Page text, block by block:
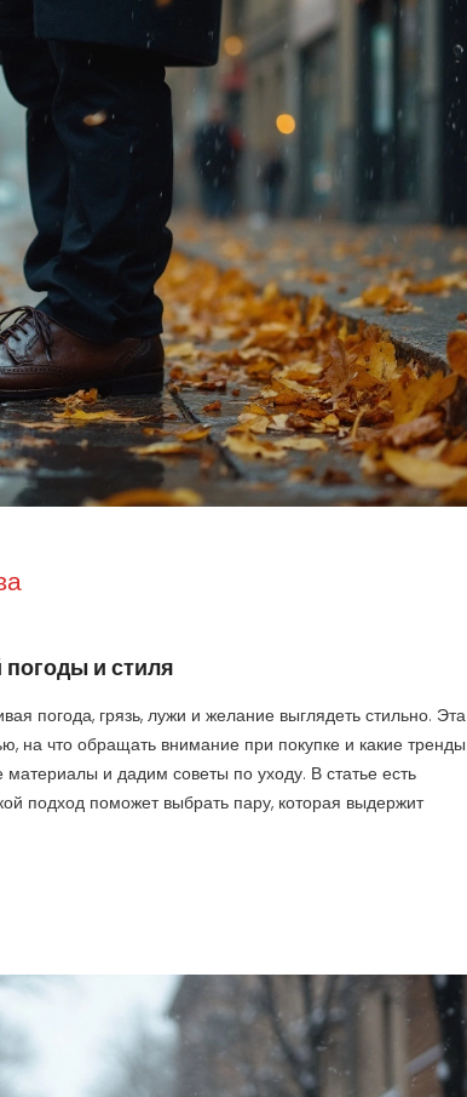
и стиля
погода, грязь, лужи и желание выглядеть стильно. Эта
на что обращать внимание при покупке и какие тренды
и дадим советы по уходу. В статье есть
подход поможет выбрать пару, которая выдержит